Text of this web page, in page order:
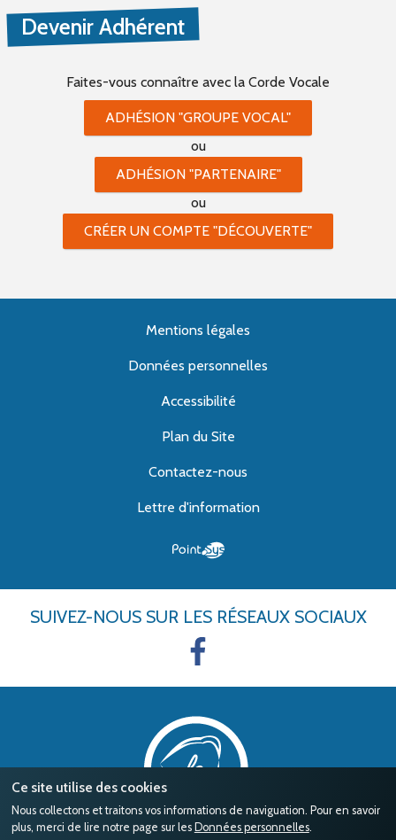
Ce site utilise des cookies
Nous collectons et traitons vos informations de naviguation. Pour en savoir
plus, merci de lire notre page sur les Données personnelles.
Devenir Adhérent
Faites-vous connaître avec la Corde Vocale
ADHÉSION "GROUPE VOCAL"
ou
ADHÉSION "PARTENAIRE"
ou
CRÉER UN COMPTE "DÉCOUVERTE"
Mentions légales
Données personnelles
Accessibilité
Plan du Site
Contactez-nous
Lettre d'information
SUIVEZ-NOUS SUR LES RÉSEAUX SOCIAUX